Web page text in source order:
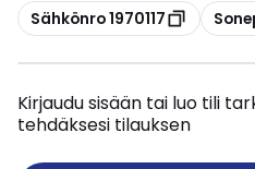
Kopioi
Sähkönro 1970117 Kopioi
Kirjaudu sisään tai luo tili
tehdäksesi tilauksen